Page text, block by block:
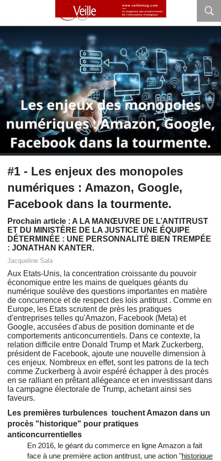
#1 - Les enjeux des monopoles
numériques : Amazon, Google,
Facebook dans la tourmente.
Prochain article : A LA MANŒUVRE DE L’ANTITRUST
ET DU MINISTÈRE DE LA JUSTICE UNE ÉQUIPE
DÉTERMINÉE : UNE PERSONNALITÉ BIEN TREMPÉE
: JONATHAN KANTER.
Jacqueline Sala
Aux Etats-Unis, la concentration croissante du pouvoir
économique entre les mains de quelques géants du
numérique soulève des questions importantes en matière
de concurrence et de respect des lois antitrust . Comme en
Europe, les Etats scrutent de près les pratiques
d'entreprises telles qu'Amazon, Facebook (Meta) et
Google, accusées d'abus de position dominante et de
comportements anticoncurrentiels. Dans ce contexte, la
relation difficile entre Donald Trump et Mark Zuckerberg,
président de Facebook, ajoute une nouvelle dimension à
ces enjeux. Nombreux en effet, sont les patrons de la tech
comme Zuckerberg à avoir espéré échapper à des procès
en se ralliant en prêtant allégeance et en investissant dans
la campagne électorale de Trump, achetant ainsi ses
faveurs.
Les premières turbulences touchent Amazon dans un
procès "historique" pour pratiques
anticoncurrentielles
En 2016, le géant du commerce en ligne Amazon a fait
face à une première action antitrust, une action "historique